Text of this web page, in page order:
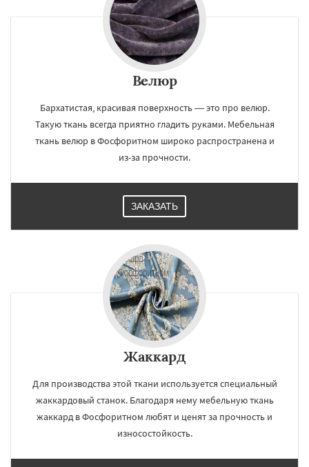
Велюр
Бархатистая, красивая поверхность — это про велюр.
Такую ткань всегда приятно гладить руками. Мебельная
ткань велюр в Фосфоритном широко распространена и
из-за прочности.
ЗАКАЗАТЬ
Жаккард
Для производства этой ткани используется специальный
жаккардовый станок. Благодаря нему мебельную ткань
жаккард в Фосфоритном любят и ценят за прочность и
износостойкость.